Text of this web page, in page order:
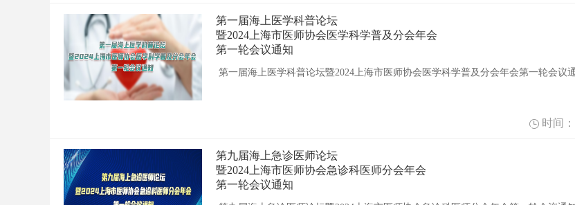
第一届海上医学科普论坛
暨2024上海市医师协会医学科学普及分会年会
第一轮会议通知
第一届海上医学科普论坛暨2024上海市医师协会医学科学普及分会年会第一轮会议
时间
第九届海上急诊医师论坛
暨2024上海市医师协会急诊科医师分会年会
第一轮会议通知